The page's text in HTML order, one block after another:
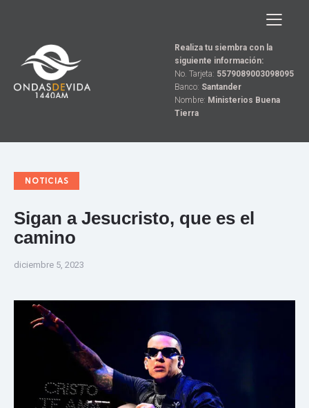
Realiza tu siembra con la
siguiente información:
No. Tarjeta: 5579089003098095
Banco: Santander
Nombre: Ministerios Buena
Tierra
NOTICIAS
Sigan a Jesucristo, que es el
camino
diciembre 5, 2023